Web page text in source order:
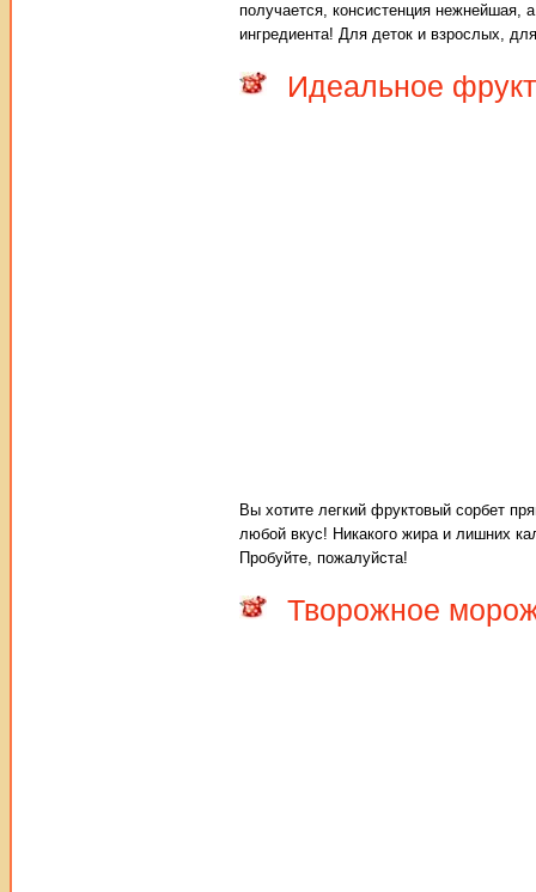
получается, консистенция нежнейшая,
ингредиента! Для деток и взрослых,
Идеальное
Вы хотите лeгкий фруктовый сорбет
любой вкус! Никакого жира и лишних
Пробуйте, пожалуйста!
Творожное